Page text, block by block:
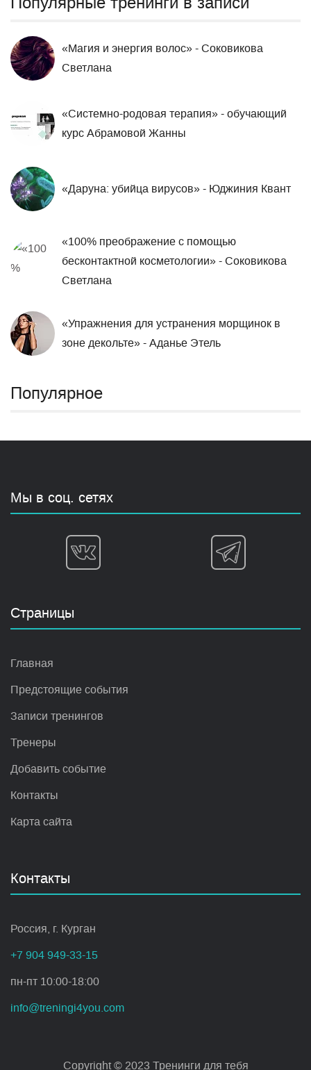
«Магия и энергия волос» - Соковикова
Светлана
«Системно-родовая терапия» - обучающий
курс Абрамовой Жанны
«Даруна: убийца вирусов» - Юджиния Квант
«100% преображение ​с помощью
бесконтактной косметологии» - Соковикова
Светлана
«Упражнения для устранения морщинок в
зоне декольте» - Аданье Этель
Популярное
Мы в соц. сетях
Страницы
Главная
Предстоящие события
Записи тренингов
Тренеры
Добавить событие
Контакты
Карта сайта
Контакты
Россия, г. Курган
+7 904 949-33-15
пн-пт 10:00-18:00
info@treningi4you.com
Copyright © 2023 Тренинги для тебя